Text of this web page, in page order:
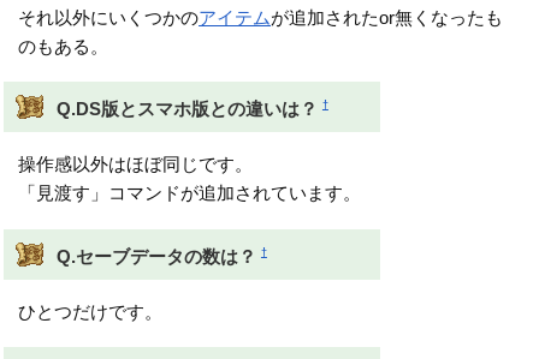
それ以外にいくつかのアイテムが追加されたor無くなったも
のもある。
Q.DS版とスマホ版との違いは？ †
操作感以外はほぼ同じです。
「見渡す」コマンドが追加されています。
Q.セーブデータの数は？ †
ひとつだけです。